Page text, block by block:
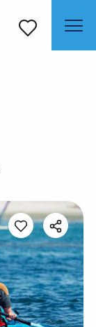
Voir les favoris